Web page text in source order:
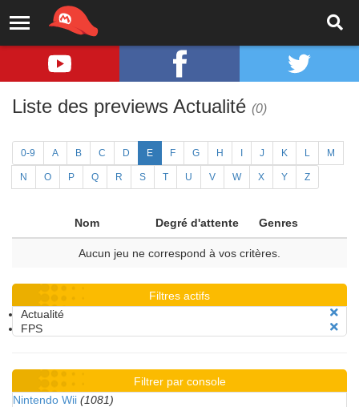
Liste des previews Actualité (0)
0-9 A B C D E F G H J K L M
N O P Q R S T U V W X Y Z
Nom Degré d'attente Genres
Aucun jeu ne correspond à vos critères.
Filtres actifs
Actualité
FPS
Filtrer par console
Nintendo Wii (1081)